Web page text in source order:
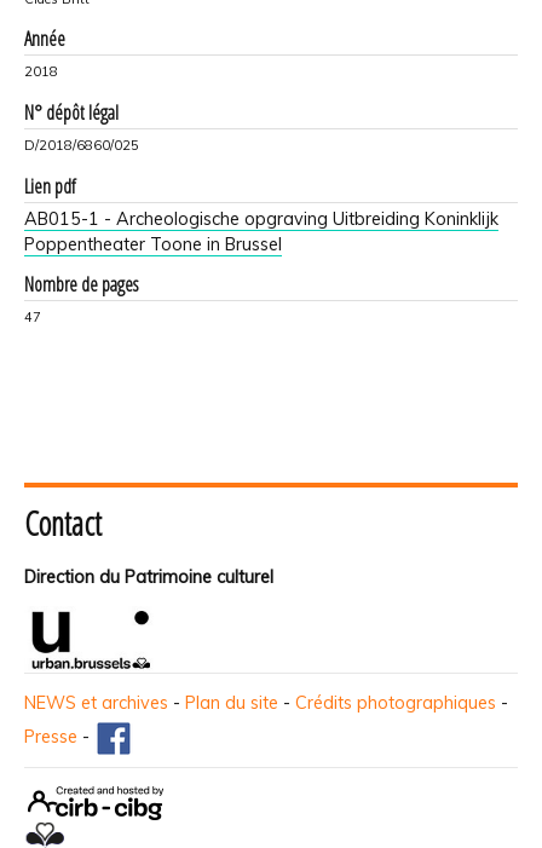
Année
2018
N° dépôt légal
D/2018/6860/025
Lien pdf
AB015-1 - Archeologische opgraving Uitbreiding Koninklijk
Poppentheater Toone in Brussel
Nombre de pages
47
Contact
Direction du Patrimoine culturel
NEWS et archives - Plan du site - Crédits photographiques -
Presse -